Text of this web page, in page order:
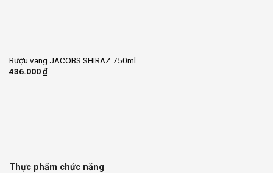
Rượu vang JACOBS SHIRAZ 750ml
436.000₫
Thực phẩm chức năng